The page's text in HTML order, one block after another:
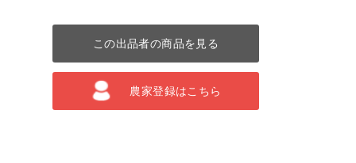
この出品者の商品を見る
農家登録はこちら